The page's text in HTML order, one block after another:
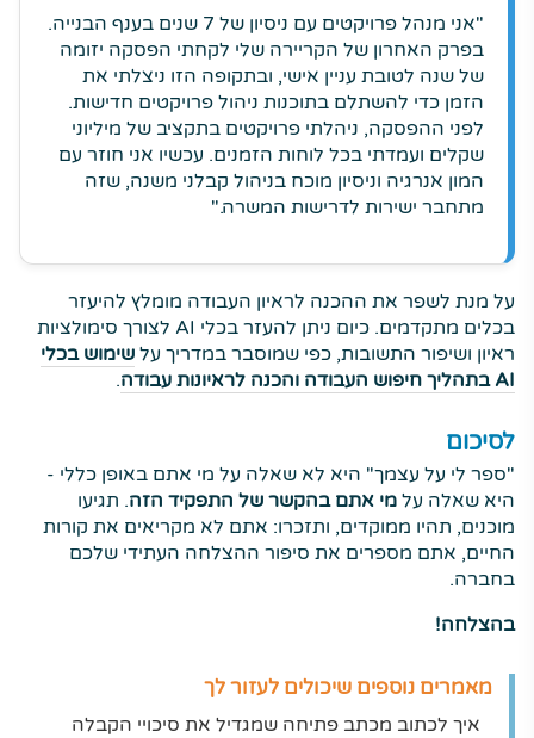
"אני מנהל פרויקטים עם ניסיון של 7 שנים בענף הבנייה.
בפרק האחרון של הקריירה שלי לקחתי הפסקה יזומה
של שנה לטובת עניין אישי, ובתקופה הזו ניצלתי את
הזמן כדי להשתלם בתוכנות ניהול פרויקטים חדישות.
לפני ההפסקה, ניהלתי פרויקטים בתקציב של מיליוני
שקלים ועמדתי בכל לוחות הזמנים. עכשיו אני חוזר עם
המון אנרגיה וניסיון מוכח בניהול קבלני משנה, שזה
מתחבר ישירות לדרישות המשרה."
על מנת לשפר את ההכנה לראיון העבודה מומלץ להיעזר
בכלים מתקדמים. כיום ניתן להעזר בכלי AI לצורך סימולציות
ראיון ושיפור התשובות, כפי שמוסבר במדריך על שימוש בכלי
AI בתהליך חיפוש העבודה והכנה לראיונות עבודה
.
לסיכום
"ספר לי על עצמך" היא לא שאלה על מי אתם באופן כללי -
היא שאלה על מי אתם בהקשר של התפקיד הזה. תגיעו
מוכנים, תהיו ממוקדים, ותזכרו: אתם לא מקריאים את קורות
החיים, אתם מספרים את סיפור ההצלחה העתידי שלכם
בחברה.
בהצלחה!
מאמרים נוספים שיכולים לעזור לך
איך לכתוב מכתב פתיחה שמגדיל את סיכויי הקבלה